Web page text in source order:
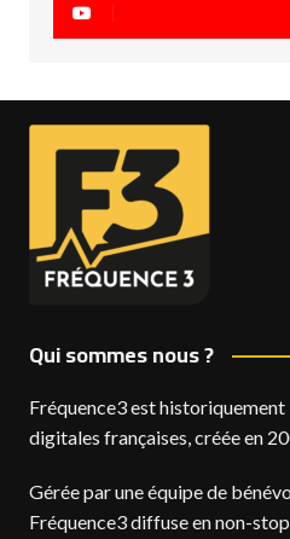
Qui sommes nous ?
Fréquence3 est
digitales françaises, créée en
Gérée par une équipe de
Fréquence3 diffuse en non-